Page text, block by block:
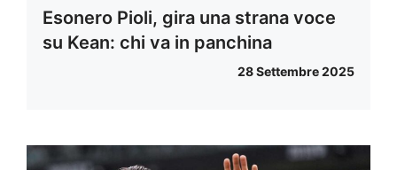
Esonero Pioli, gira una strana voce
su Kean: chi va in panchina
28 Settembre 2025